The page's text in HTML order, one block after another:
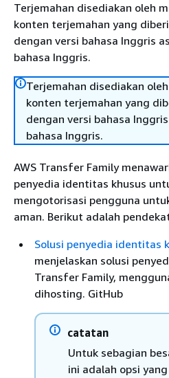
Terjemahan disediakan oleh
konten terjemahan yang
dengan versi bahasa Inggris
bahasa Inggris.
Terjemahan disediakan
konten terjemahan yang
dengan versi bahasa
bahasa Inggris.
AWS Transfer Family
penyedia identitas khusus
mengotorisasi pengguna
aman. Berikut adalah
Solusi penyedia identitas
menjelaskan solusi
Transfer Family,
dihosting. GitHub
catatan
Untuk sebagian
ini adalah opsi